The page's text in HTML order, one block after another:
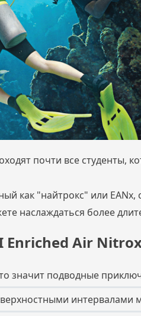
почти все студенты,
как "найтрокс" или
наслаждаться более
Air
значит подводные
интервалами